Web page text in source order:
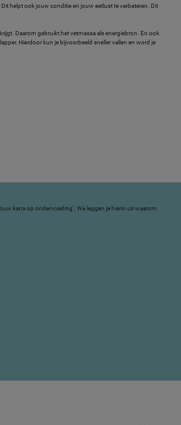
helpt ook jouw conditie en jouw eetlust te verbeteren. Dit
Daarom gebruikt het vetmassa als energiebron. En ook
Hierdoor kun je bijvoorbeeld sneller vallen en word je
kans op ondervoeding’. We leggen je hierin uit waarom